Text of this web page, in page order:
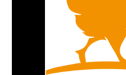
براي خوردن خوب و يا بد است و
را مي شناسند و براي آن ها بد
١٥- بهترين دوست آن ها حمام خاك است. آن ها